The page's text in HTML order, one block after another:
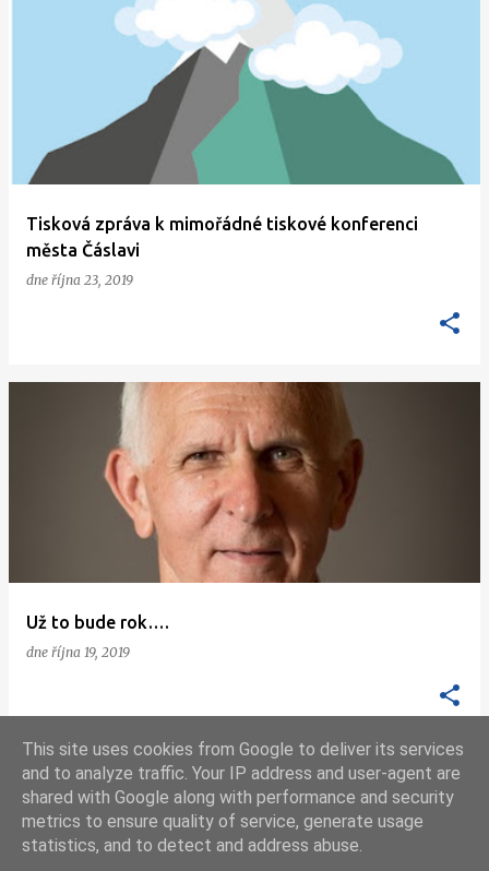
Tisková zpráva k mimořádné tiskové konferenci
města Čáslavi
dne října 23, 2019
Už to bude rok….
dne října 19, 2019
DALŠÍ PŘÍSPĚVKY
This site uses cookies from Google to deliver its services
and to analyze traffic. Your IP address and user-agent are
shared with Google along with performance and security
metrics to ensure quality of service, generate usage
statistics, and to detect and address abuse.